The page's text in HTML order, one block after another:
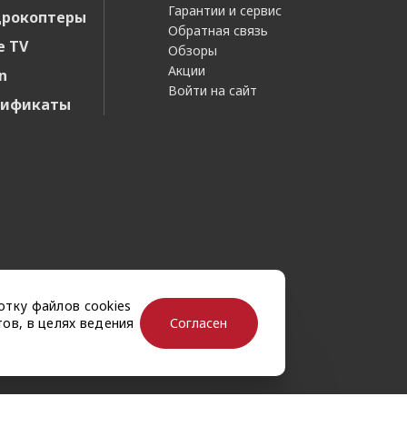
файлов cookies
в целях ведения
Согласен
TV
Гарантии и сервис
Обратная связь
Обзоры
Акции
Войти на сайт